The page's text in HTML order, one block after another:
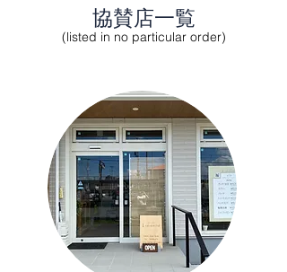
​協賛店一覧
(listed in no particular order)